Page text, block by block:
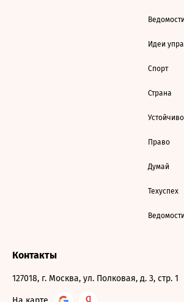
Идеи
Спорт
Страна
Право
Думай
Техуспех
Контакты
127018, г. Москва, ул. Полковая, д. 3, стр. 1